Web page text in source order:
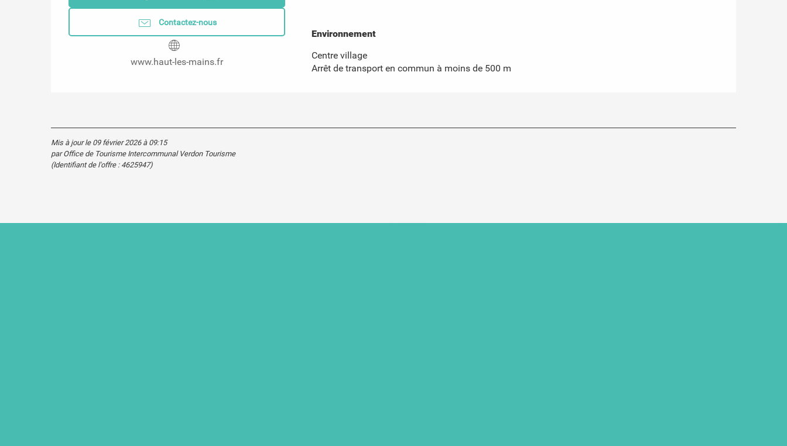
Contactez-nous
www.haut-les-mains.fr
Environnement
Environnement
Centre village
Arrêt de transport en commun à moins de 500 m
Mis à jour le 09 février 2026 à 09:15
par Office de Tourisme Intercommunal Verdon Tourisme
(Identifiant de l'offre : 4625947)